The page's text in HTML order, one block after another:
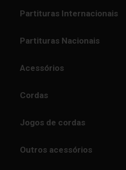
Partituras Internacionais
Partituras Nacionais
Acessórios
Cordas
Jogos de cordas
Outros acessórios